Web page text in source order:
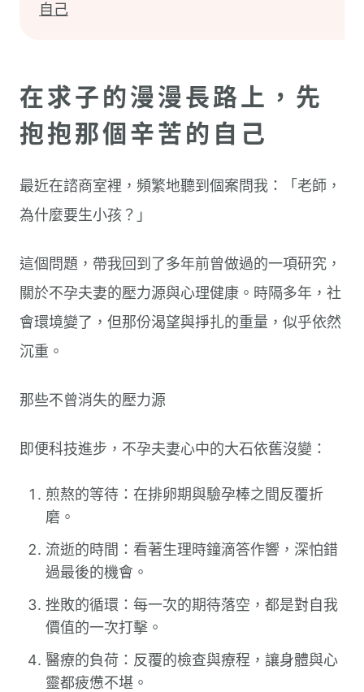
自己
在求子的漫漫長路上，先
抱抱那個辛苦的自己
最近在諮商室裡，頻繁地聽到個案問我：「老師，
為什麼要生小孩？」
這個問題，帶我回到了多年前曾做過的一項研究，
關於不孕夫妻的壓力源與心理健康。時隔多年，社
會環境變了，但那份渴望與掙扎的重量，似乎依然
沉重。
那些不曾消失的壓力源
即便科技進步，不孕夫妻心中的大石依舊沒變：
煎熬的等待：在排卵期與驗孕棒之間反覆折
磨。
流逝的時間：看著生理時鐘滴答作響，深怕錯
過最後的機會。
挫敗的循環：每一次的期待落空，都是對自我
價值的一次打擊。
醫療的負荷：反覆的檢查與療程，讓身體與心
靈都疲憊不堪。